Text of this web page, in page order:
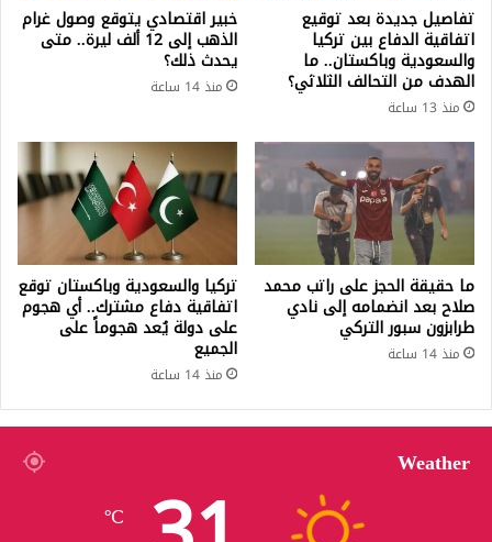
تفاصيل جديدة بعد توقيع
اتفاقية الدفاع بين تركيا
والسعودية وباكستان.. ما
الهدف من التحالف الثلاثي؟
منذ 13 ساعة
خبير اقتصادي يتوقع وصول غرام
الذهب إلى 12 ألف ليرة.. متى
يحدث ذلك؟
منذ 14 ساعة
ما حقيقة الحجز على راتب محمد
صلاح بعد انضمامه إلى نادي
طرابزون سبور التركي
منذ 14 ساعة
تركيا والسعودية وباكستان توقع
اتفاقية دفاع مشترك.. أي هجوم
على دولة يُعد هجوماً على
الجميع
منذ 14 ساعة
Weather
℃